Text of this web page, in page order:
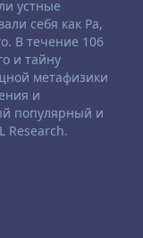
устные
себя как Ра,
В течение 106
и тайну
метафизики
и
популярный и
Research.